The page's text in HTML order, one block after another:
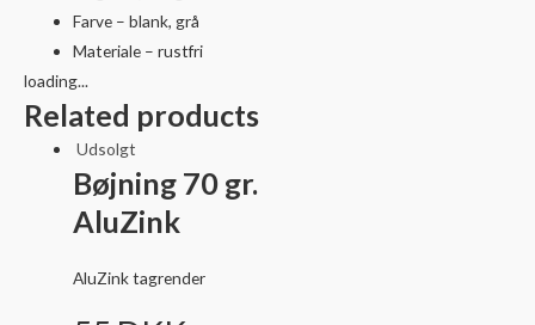
Farve – blank, grå
Materiale – rustfri
loading...
Related products
Udsolgt
Bøjning 70 gr.
AluZink
AluZink tagrender